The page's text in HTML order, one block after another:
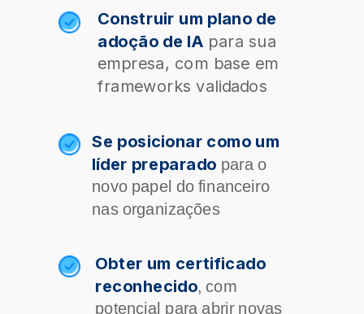
Construir um plano de
adoção de IA para sua
empresa, com base em
frameworks validados
Se posicionar como um
líder preparado para o
novo papel do financeiro
nas organizações
Obter um certificado
reconhecido, com
potencial para abrir novas